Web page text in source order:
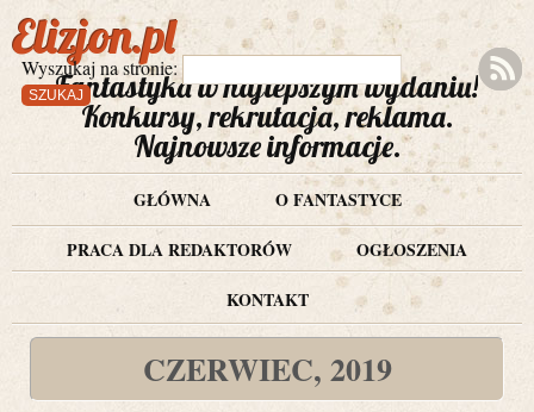
Wyszukaj na stronie:
Elizjon.pl
Fantastyka w najlepszym wydaniu!
Konkursy, rekrutacja, reklama.
Najnowsze informacje.
GŁÓWNA
O FANTASTYCE
PRACA DLA REDAKTORÓW
OGŁOSZENIA
KONTAKT
CZERWIEC, 2019